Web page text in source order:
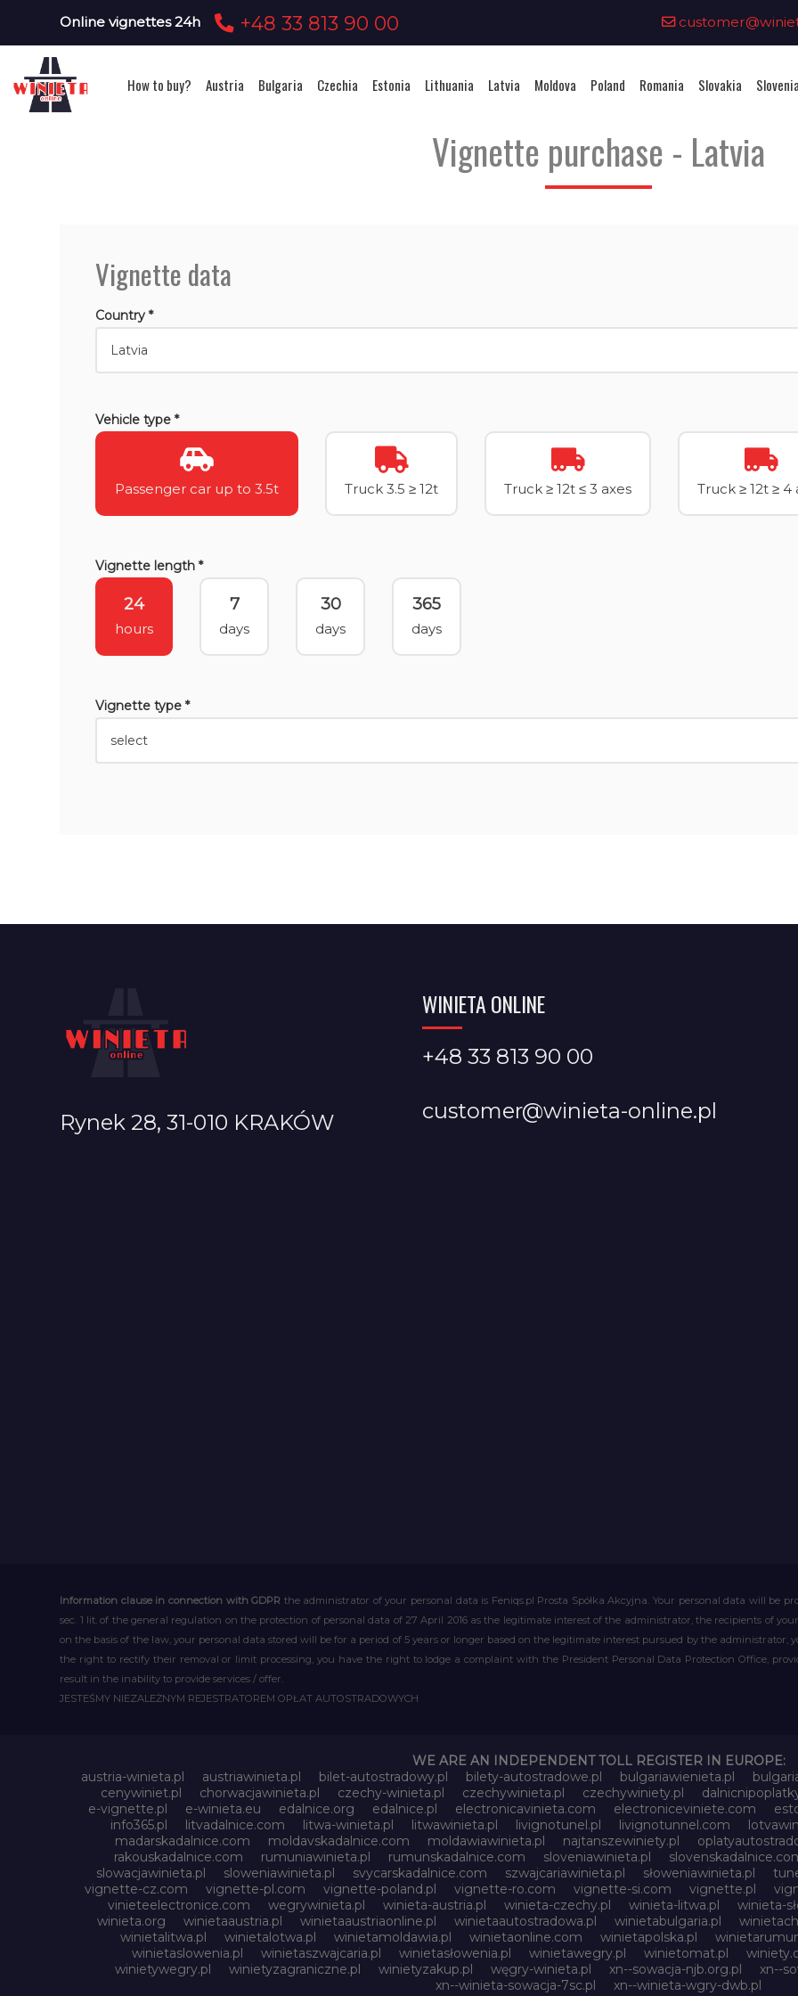
Online vignettes 24h +48 33 813 90 00
How to buy? Austria Bulgaria Czechia Estonia Lithuania Latvia Moldova Poland Romania Slovakia
Vignette purchase - Latvia
Vignette data
Country *
Vehicle type *
Passenger car up to 3.5t Truck 3.5 ≥ 12t Truck ≥ 12t ≤ 3 axes Truck ≥ 12t ≥ 4
Vignette length *
24
hours
7
days
30
days
365
days
Vignette type *
Rynek 28, 31-010 KRAKÓW
WINIETA ONLINE
+48 33 813 90 00
customer@winieta-online.pl
Information clause in connection with GDPR the administrator of your personal data is Feniqs.pl Prosta Spółka Akcyjna. Your personal data will be
sec. 1 lit. of the general regulation on the protection of personal data of 27 April 2016 as the legitimate interest of the administrator, the recipients of
on the basis of the law, your personal data stored will be for a period of 5 years or longer based on the legitimate interest pursued by the
the right to rectify their removal or limit processing, you have the right to lodge a complaint with the President Personal Data Protection Office,
result in the inability to provide services / offer.
JESTEŚMY NIEZALEŻNYM REJESTRATOREM OPŁAT AUTOSTRADOWYCH
WE ARE AN INDEPENDENT TOLL REGISTER IN EUROPE:
austria-winieta.pl
austriawinieta.pl bilet-autostradowy.pl bilety-autostradowe.pl bulgariawienieta.pl
cenywiniet.pl
chorwacjawinieta.pl czechy-winieta.pl czechywinieta.pl czechywiniety.pl
e-vignette.pl
e-winieta.eu edalnice.org edalnice.pl electronicavinieta.com electroniceviniete.com
info365.pl
litvadalnice.com litwa-winieta.pl litwawinieta.pl livignotunel.pl livignotunnel.com
madarskadalnice.com
moldavskadalnice.com moldawiawinieta.pl najtanszewiniety.pl
rakouskadalnice.com
rumuniawinieta.pl rumunskadalnice.com sloveniawinieta.pl
slowacjawinieta.pl
sloweniawinieta.pl svycarskadalnice.com szwajcariawinieta.pl słoweniawinieta.pl
vignette-cz.com
vignette-pl.com vignette-poland.pl vignette-ro.com vignette-si.com vignette.pl
vinieteelectronice.com
wegrywinieta.pl winieta-austria.pl winieta-czechy.pl winieta-litwa.pl
winieta-
winieta.org
winietaaustria.pl winietaaustriaonline.pl winietaautostradowa.pl winietabulgaria.pl
winietalitwa.pl
winietalotwa.pl winietamoldawia.pl winietaonline.com winietapolska.pl
winietaslowenia.pl
winietaszwajcaria.pl winietasłowenia.pl winietawegry.pl winietomat.pl
winietywegry.pl
winietyzagraniczne.pl winietyzakup.pl węgry-winieta.pl xn--sowacja-njb.org.pl
xn--
xn--winieta-sowacja-7sc.pl
xn--winieta-wgry-dwb.pl